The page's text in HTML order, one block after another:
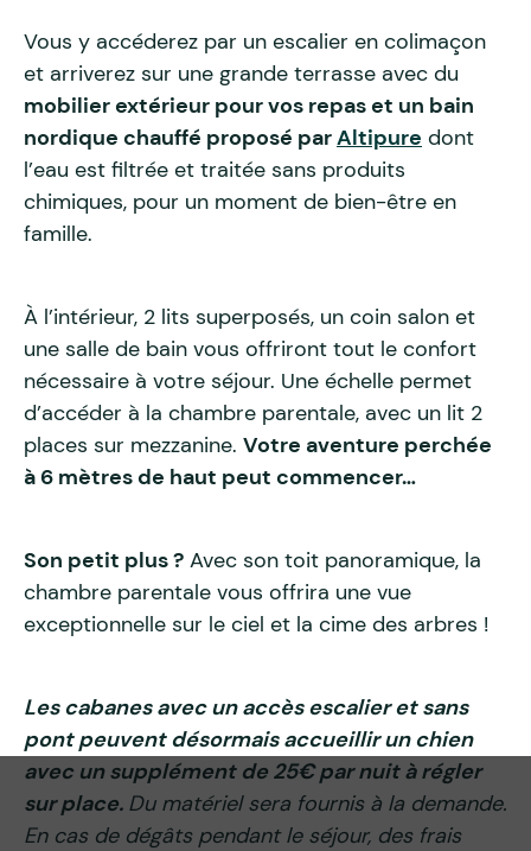
Vous y accéderez par un escalier en colimaçon
et arriverez sur une grande terrasse avec du
mobilier extérieur pour vos repas et un bain
nordique chauffé proposé parAltipure dont
l’eau est filtrée et traitée sans produits
chimiques, pour un moment de bien-être en
famille.
À l’intérieur, 2 lits superposés, un coin salon et
une salle de bain vous offriront tout le confort
nécessaire à votre séjour. Une échelle permet
d’accéder à la chambre parentale, avec un lit 2
places sur mezzanine. Votre aventure perchée
à 6 mètres de haut peut commencer…
Son petit plus ? Avec son toit panoramique, la
chambre parentale vous offrira une vue
exceptionnelle sur le ciel et la cime des arbres !
Les cabanes avec un accès escalier et sans
pont peuvent désormais accueillir un chien
avec un supplément de 25€ par nuit à régler
sur place. Du matériel sera fournis à la demande.
En cas de dégâts pendant le séjour, des frais